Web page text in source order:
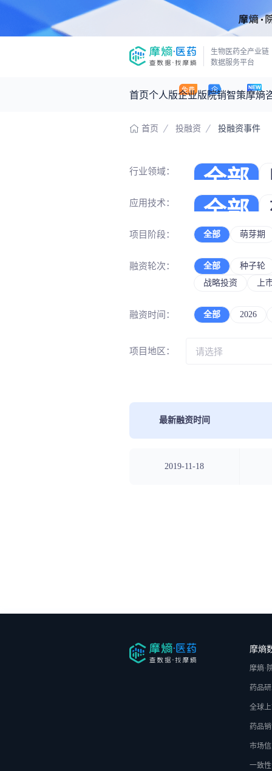
生物医药全产业链
数据服务平台
首页个人版企业版院销智策摩熵
产品立项评估及管线规划
产业/行业调研
投资决策与交易估值
深度分析
政策法规
投融资
医药洞见
医药市场洞察中心
基于市场数据，为您提供全面的市场
数据查询
药品生产企业
王中健
2026-07-24
首页 投融资 投融资事件
行业领域： 全部
中间体
合同
医疗
治疗
AI+辅
治疗
检测
应用技术： 全部
生物
生物
药物
临床
数据
数据
康复
舒缓
远程
激光
项目阶段： 全部 萌芽期
融资轮次： 全部
种子轮
战略投资
上
融资时间： 全部 2026
项目地区：
最新融资时间
2019-11-18
摩熵
摩熵·
药品
全球
药品
市场
一致